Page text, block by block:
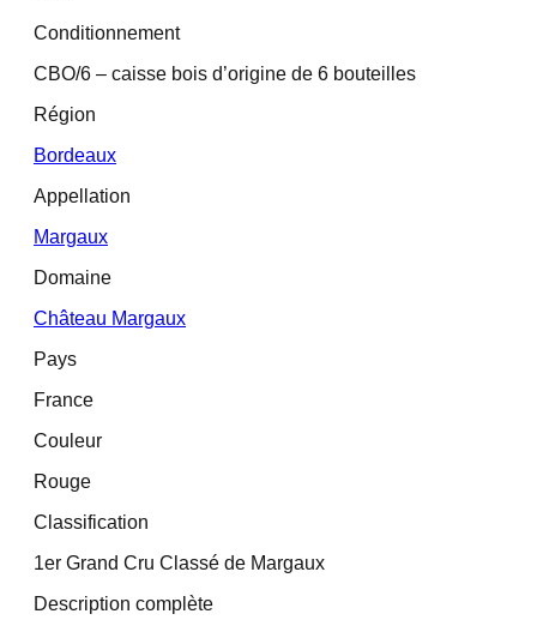
Conditionnement
CBO/6 – caisse bois d’origine de 6 bouteilles
Région
Bordeaux
Appellation
Margaux
Domaine
Château Margaux
Pays
France
Couleur
Rouge
Classification
1er Grand Cru Classé de Margaux
Description complète